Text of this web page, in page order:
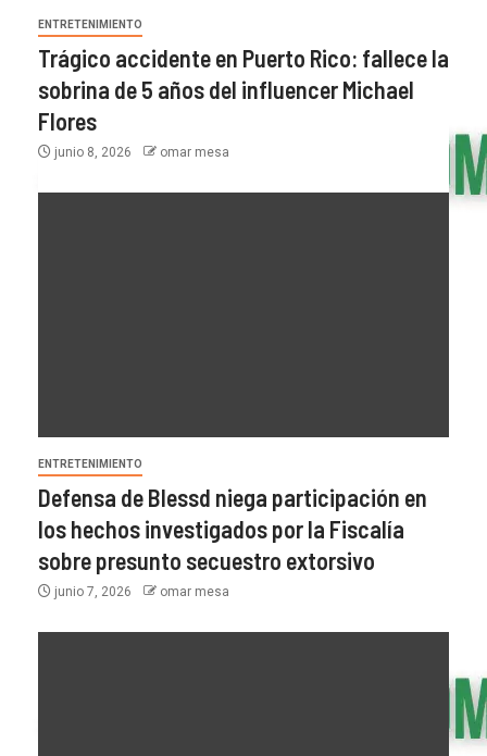
ENTRETENIMIENTO
Trágico accidente en Puerto Rico: fallece la
sobrina de 5 años del influencer Michael
Flores
junio 8, 2026 omar mesa
ENTRETENIMIENTO
Defensa de Blessd niega participación en
los hechos investigados por la Fiscalía
sobre presunto secuestro extorsivo
junio 7, 2026 omar mesa